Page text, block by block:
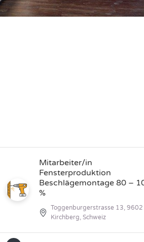
Mitarbeiter/in
Fensterproduktion
Beschlägemontage 80 –
%
Toggenburgerstrasse 13, 9602
Kirchberg, Schweiz